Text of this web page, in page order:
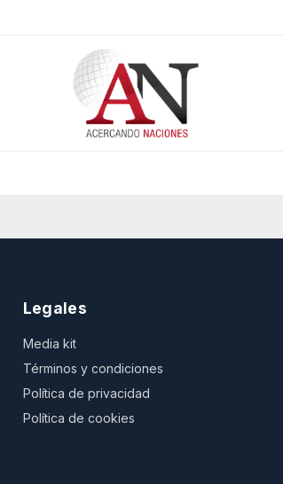
Legales
Media kit
Términos y condiciones
Política de privacidad
Política de cookies